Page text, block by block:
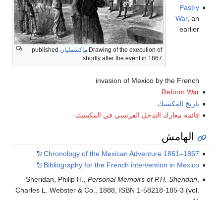
Drawing of the execution of ماكسمليان published
shortly after the event in 1867
Pastry
War, an
earlier
invasion of Mexico by the French
Reform War
تاريخ المكسيك
قائمة معارك التدخل الفرنسي في المكسيك
الهامش
Chronology of the Mexican Adventure 1861–1867
Bibliography for the French intervention in Mexico
Sheridan, Philip H., Personal Memoirs of P.H. Sheridan
Charles L. Webster & Co., 1888, ISBN 1-58218-185-3 (vol.